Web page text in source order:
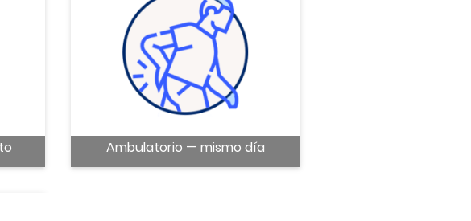
Ambulatorio — mismo día